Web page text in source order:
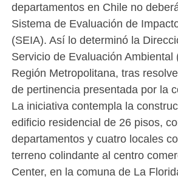
departamentos en Chile no
Sistema de Evaluación de
(SEIA). Así lo determinó la
Servicio de Evaluación Ambiental
Región Metropolitana, tras
de pertinencia presentada por la
La iniciativa contempla la
edificio residencial de 26 pisos,
departamentos y cuatro locales
terreno colindante al centro
Center, en la comuna de La